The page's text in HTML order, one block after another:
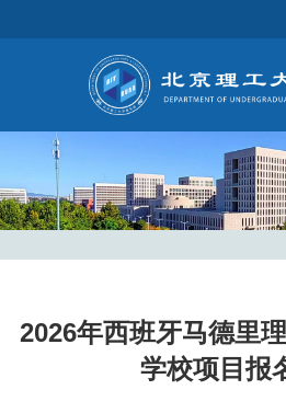
2026年西班牙马德里
学校项目报